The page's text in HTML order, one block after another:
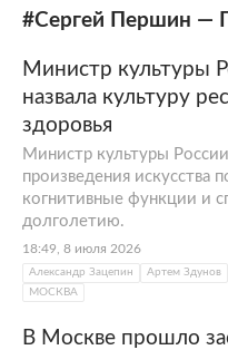
#Сергей Першин —
Министр культуры
назвала культуру
здоровья
Министр культуры
произведения искусства
когнитивные функции и
долголетию.
18:49, 8 июля 2026
Александр Зацепин Артем Здунов
МОСКВА
В Москве прошло